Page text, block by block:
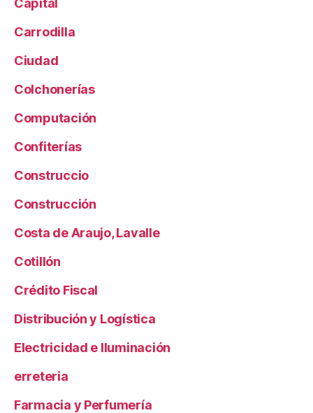
Capital
Carrodilla
Ciudad
Colchonerías
Computación
Confiterías
Construccio
Construcción
Costa de Araujo, Lavalle
Cotillón
Crédito Fiscal
Distribución y Logística
Electricidad e Iluminación
erreteria
Farmacia y Perfumería